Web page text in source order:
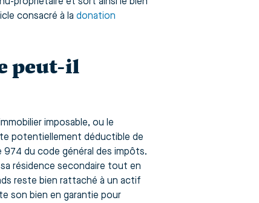
consacré à la donation
peut-il
imposable, ou le
potentiellement déductible de
du code général des impôts.
résidence secondaire tout en
reste bien rattaché à un actif
son bien en garantie pour